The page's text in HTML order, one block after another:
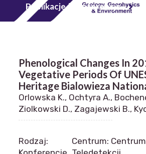
Publikacje i konferencje
Phenological Changes In
Vegetative Periods Of
Heritage Bialowieza
Orlowska K., Ochtyra A.,
Ziolkowski D., Zagajewski B.,
Rodzaj:
Centrum: Centrum